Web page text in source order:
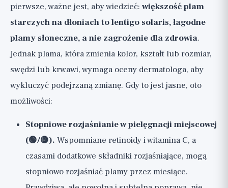
pierwsze, ważne jest, aby wiedzieć: większość plam
starczych na dłoniach to lentigo solaris, łagodne
plamy słoneczne, a nie zagrożenie dla zdrowia.
Jednak plama, która zmienia kolor, kształt lub rozmiar,
swędzi lub krwawi, wymaga oceny dermatologa, aby
wykluczyć podejrzaną zmianę. Gdy to jest jasne, oto
możliwości:
Stopniowe rozjaśnianie w pielęgnacji miejscowej
(🟢/🟡). Wspomniane retinoidy i witamina C, a
czasami dodatkowe składniki rozjaśniające, mogą
stopniowo rozjaśniać plamy przez miesiące.